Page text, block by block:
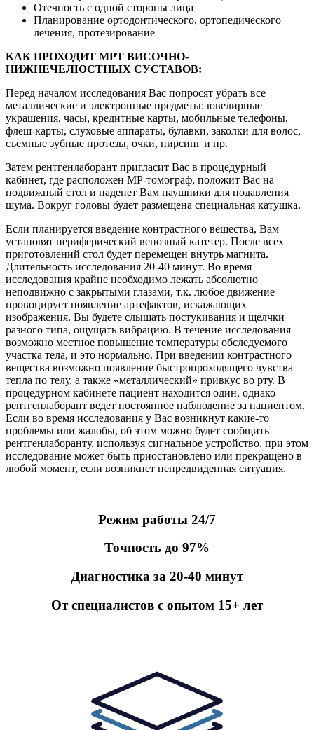
Отечность с одной стороны лица
Планирование ортодонтического, ортопедического
лечения, протезирование
КАК ПРОХОДИТ МРТ ВИСОЧНО-
НИЖНЕЧЕЛЮСТНЫХ СУСТАВОВ:
Перед началом исследования Вас попросят убрать все
металлические и электронные предметы: ювелирные
украшения, часы, кредитные карты, мобильные телефоны,
флеш-карты, слуховые аппараты, булавки, заколки для волос,
съемные зубные протезы, очки, пирсинг и пр.
Затем рентгенлаборант пригласит Вас в процедурный
кабинет, где расположен МР-томограф, положит Вас на
подвижный стол и наденет Вам наушники для подавления
шума. Вокруг головы будет размещена специальная катушка.
Если планируется введение контрастного вещества, Вам
установят периферический венозный катетер. После всех
приготовлений стол будет перемещен внутрь магнита.
Длительность исследования 20-40 минут. Во время
исследования крайне необходимо лежать абсолютно
неподвижно с закрытыми глазами, т.к. любое движение
провоцирует появление артефактов, искажающих
изображения. Вы будете слышать постукивания и щелчки
разного типа, ощущать вибрацию. В течение исследования
возможно местное повышение температуры обследуемого
участка тела, и это нормально. При введении контрастного
вещества возможно появление быстропроходящего чувства
тепла по телу, а также «металлический» привкус во рту. В
процедурном кабинете пациент находится один, однако
рентгенлаборант ведет постоянное наблюдение за пациентом.
Если во время исследования у Вас возникнут какие-то
проблемы или жалобы, об этом можно будет сообщить
рентгенлаборанту, используя сигнальное устройство, при этом
исследование может быть приостановлено или прекращено в
любой момент, если возникнет непредвиденная ситуация.
Режим работы 24/7
Точность до 97%
Диагностика за 20-40 минут
От специалистов c опытом 15+ лет